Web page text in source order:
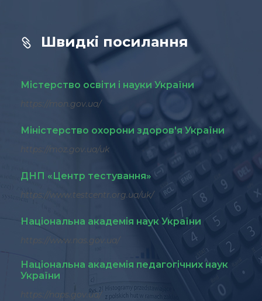
Швидкі посилання
Містерство освіти і науки України
https://mon.gov.ua/
Міністерство охорони здоров'я України
https://moz.gov.ua/uk
ДНП «Центр тестування»
https://www.testcentr.org.ua/uk/
Національна академія наук України
https://www.nas.gov.ua/
Національна академія педагогічних наук
України
https://naps.gov.ua/